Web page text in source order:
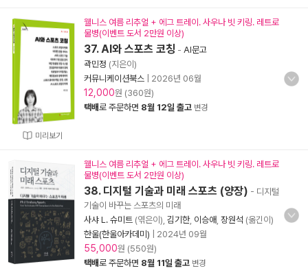
미리보기
웰니스 여름 리추얼 + 에그 트레이. 사우나 빗 키링. 레트로
물병(이벤트 도서 2만원 이상)
37. AI와 스포츠 코칭 - AI문고
곽민정 (지은이)
커뮤니케이션북스
2026년 06월
12,000원 (360원)
택배로 주문하면 8월 12일 출고 변경
웰니스 여름 리추얼 + 에그 트레이. 사우나 빗 키링. 레트로
물병(이벤트 도서 2만원 이상)
38. 디지털 기술과 미래 스포츠 (양장) - 디지털
기술이 바꾸는 스포츠의 미래
사샤 L. 슈미트 (엮은이), 김기한, 이승애 장원석 (옮긴이)
한울(한울아카데미)
2024년 09월
55,000원 (550원)
택배로 주문하면 8월 11일 출고 변경